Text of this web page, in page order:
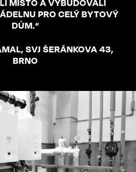
MÍSTO A VYBUDOVALI
PRO CELÝ BYTOVÝ
DŮM.“
SVJ ŠERÁNKOVA 43,
BRNO